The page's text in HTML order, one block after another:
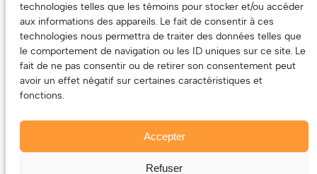
technologies telles que les témoins pour stocker et/ou accéder
aux informations des appareils. Le fait de consentir à ces
technologies nous permettra de traiter des données telles que
le comportement de navigation ou les ID uniques sur ce site. Le
fait de ne pas consentir ou de retirer son consentement peut
avoir un effet négatif sur certaines caractéristiques et
fonctions.
Accepter
Refuser
(Oui, on va avoir des tarifs spéciaux pour vous, les
artistes!)